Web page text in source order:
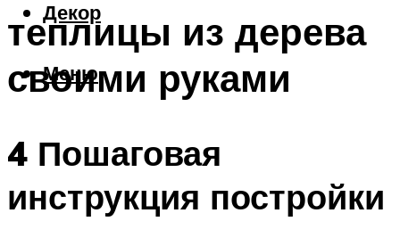
Декор
Меню
теплицы из дерева
своими руками
4 Пошаговая
инструкция постройки